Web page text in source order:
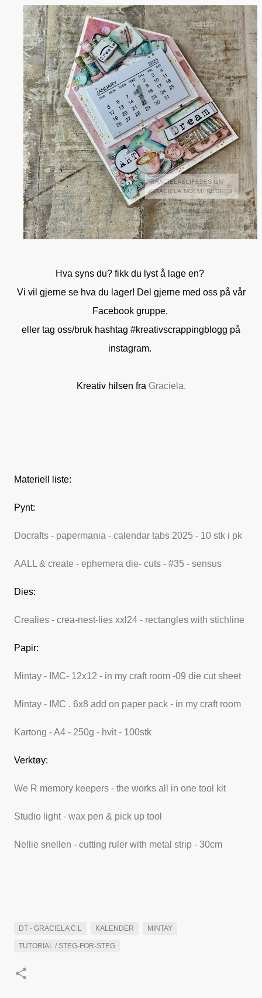
Hva syns du? fikk du lyst å lage en?
Vi vil gjerne se hva du lager! Del gjerne med oss på vår
Facebook gruppe,
eller tag oss/bruk hashtag #kreativscrappingblogg på
instagram.
Kreativ hilsen fra Graciela.
Materiell liste:
Pynt:
Docrafts - papermania - calendar tabs 2025 - 10 stk i pk
AALL & create - ephemera die- cuts - #35 - sensus
Dies:
Crealies - crea-nest-lies xxl24 - rectangles with stichline
Papir:
Mintay - IMC- 12x12 - in my craft room -09 die cut sheet
Mintay - IMC . 6x8 add on paper pack - in my craft room
Kartong - A4 - 250g - hvit - 100stk
Verktøy:
We R memory keepers - the works all in one tool kit
Studio light - wax pen & pick up tool
Nellie snellen - cutting ruler with metal strip - 30cm
DT - GRACIELA C.L KALENDER MINTAY
TUTORIAL / STEG-FOR-STEG